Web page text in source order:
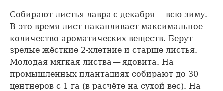
Собирают листья лавра с декабря — всю зиму.
В это время лист накапливает максимальное
количество ароматических веществ. Берут
зрелые жёсткие 2-хлетние и старше листья.
Молодая мягкая листва — ядовита. На
промышленных плантациях собирают до 30
центнеров с 1 га (в расчёте на сухой вес). На